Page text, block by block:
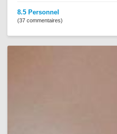
8.5 Personnel
(37 commentaires)